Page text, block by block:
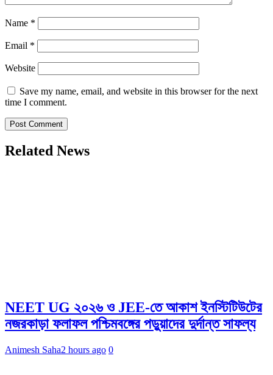
Name *
Email *
Website
Save my name, email, and website in this browser for the next
time I comment.
Related News
NEET UG ২০২৬ ও JEE-তে আকাশ ইনস্টিটিউটের
নজরকাড়া ফলাফল পশ্চিমবঙ্গের পড়ুয়াদের দুর্দান্ত সাফল্য
Animesh Saha2 hours ago 0